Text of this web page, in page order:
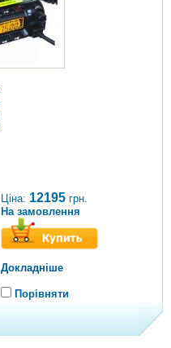
Ціна: 12195 грн.
На замовлення
Докладніше
Порівняти